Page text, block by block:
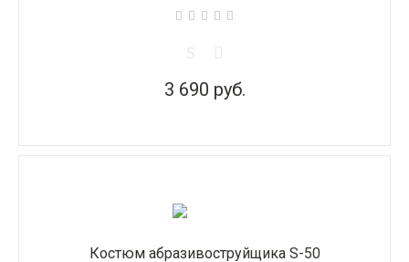
3 690 руб.
Костюм абразивоструйщика S-50